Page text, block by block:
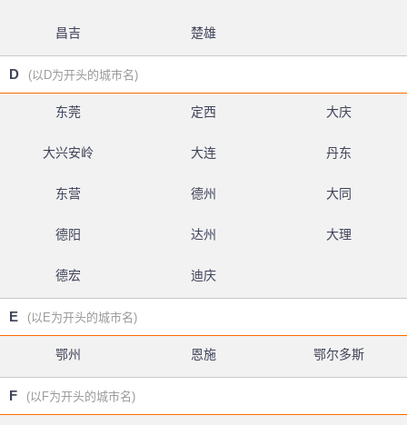
昌吉 楚雄
D (以D为开头的城市名)
东莞 定西 大庆
大兴安岭 大连 丹东
东营 德州 大同
德阳 达州 大理
德宏 迪庆
E (以E为开头的城市名)
鄂州 恩施 鄂尔多斯
F (以F为开头的城市名)